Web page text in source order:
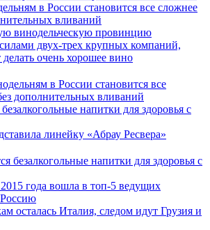
в России становится все сложнее
вливаний
винодельческую провинцию
двух-трех крупных компаний,
очень хорошее вино
напитки для здоровья с
линейку «Абрау Ресвера»
года вошла в топ-5 ведущих
осталась Италия, следом идут Грузия и